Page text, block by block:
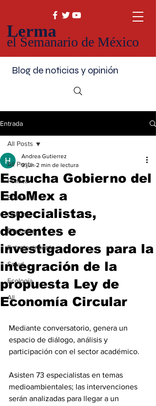
Lerma
el Semanario de México
Blog de noticias y opinión
Entrada
All Posts
Política
Economía
Cultura
Deportes
Entretenimiento
Salud
Ecología
All
All Posts
Escucha Gobierno del
EdoMex a
especialistas,
docentes e
investigadores para la
integración de la
propuesta Ley de
Economía Circular
Andrea Gutierrez
9 jun 2 min de lectura
Mediante conversatorio, genera un
espacio de diálogo, análisis y
participación con el sector académico.
Asisten 73 especialistas en temas
medioambientales; las intervenciones
serán analizadas para llegar a un